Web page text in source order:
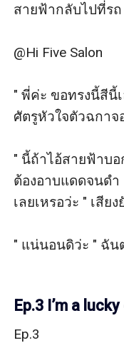
สายฟ้ากลับไปที่รถ
@Hi Five Salon
" พี่ค่ะ ขอทรงนี้สีนี้
ศัตรูหัวใจตัวฉกาจ
" นี้ถ้าไอ้สายฟ้าบ
ต้องอาบแดดจนดำ
เลยเหรอว่ะ " เสี
" แน่นอนดิว่ะ " ฉัน
Ep.3 I’m a lucky
Ep.3